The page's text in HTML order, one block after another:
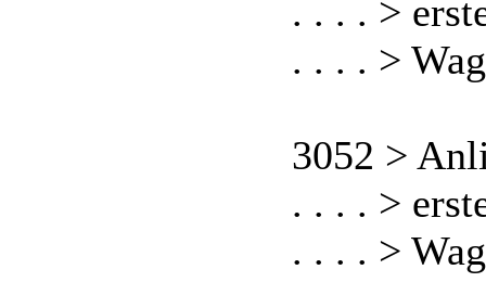
. . . . >
. . . . >
3052 >
. . . . >
. . . . >